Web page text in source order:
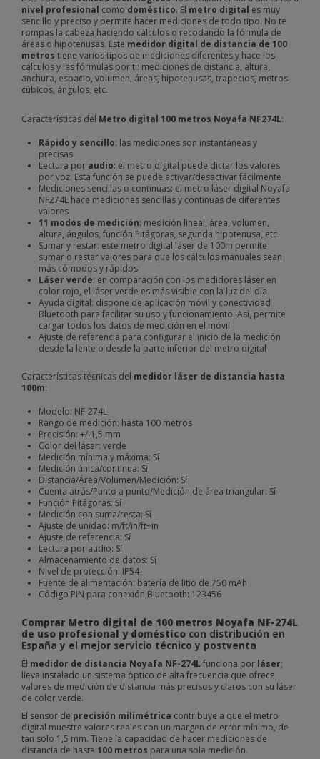
nivel profesional como doméstico. El metro digital es muy
sencillo y preciso y permite hacer mediciones de todo tipo. No te
rompas la cabeza haciendo cálculos o recodando la fórmula de
áreas o hipotenusas. Este medidor digital de distancia de 100
metros tiene varios tipos de mediciones diferentes y hace los
cálculos y las fórmulas por ti: mediciones de distancia, altura,
anchura, espacio, volumen, áreas, hipotenusas, trapecios, metros
cúbicos, ángulos, etc.
Características del Metro digital 100 metros Noyafa NF274L:
Rápido y sencillo: las mediciones son instantáneas y
precisas
Lectura por audio: el metro digital puede dictar los valores
por voz. Esta función se puede activar/desactivar fácilmente
Mediciones sencillas o continuas: el metro láser digital Noyafa
NF274L hace mediciones sencillas y continuas de diferentes
valores
11 modos de medición: medición lineal, área, volumen,
altura, ángulos, función Pitágoras, segunda hipotenusa, etc.
Sumar y restar: este metro digital láser de 100m permite
sumar o restar valores para que los cálculos manuales sean
más cómodos y rápidos
Láser verde: en comparación con los medidores láser en
color rojo, el láser verde es más visible con la luz del día
Ayuda digital: dispone de aplicación móvil y conectividad
Bluetooth para facilitar su uso y funcionamiento. Así, permite
cargar todos los datos de medición en el móvil
Ajuste de referencia para configurar el inicio de la medición
desde la lente o desde la parte inferior del metro digital
Características técnicas del medidor láser de distancia hasta
100m:
Modelo: NF-274L
Rango de medición: hasta 100 metros
Precisión: +/-1,5 mm
Color del láser: verde
Medición mínima y máxima: Sí
Medición única/continua: Sí
Distancia/Área/Volumen/Medición: Sí
Cuenta atrás/Punto a punto/Medición de área triangular: Sí
Función Pitágoras: Sí
Medición con suma/resta: Sí
Ajuste de unidad: m/ft/in/ft+in
Ajuste de referencia: Sí
Lectura por audio: Sí
Almacenamiento de datos: Sí
Nivel de protección: IP54
Fuente de alimentación: batería de litio de 750 mAh
Código PIN para conexión Bluetooth: 123456
Comprar Metro digital de 100 metros Noyafa NF-274L
de uso profesional y doméstico con distribución en
España y el mejor servicio técnico y postventa
El medidor de distancia Noyafa NF-274Lfunciona por láser;
lleva instalado un sistema óptico de alta frecuencia que ofrece
valores de medición de distancia más precisos y claros con su láser
de color verde.
El sensor de precisión milimétrica contribuye a que el metro
digital muestre valores reales con un margen de error mínimo, de
tan solo 1,5 mm. Tiene la capacidad de hacer mediciones de
distancia de hasta 100 metros para una sola medición.